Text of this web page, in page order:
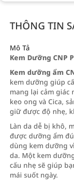
THÔNG TIN
Mô Tả
Kem Dưỡng CNP
Kem dưỡng ẩm
kem dưỡng giúp
mang lại cảm giác
keo ong và Cica,
giữ được độ nhẹ,
Làn da dễ bị khô,
được dưỡng ẩm
dùng kem dưỡng
da. Một kem
cấu nhẹ sẽ giúp
mái suốt ngày.